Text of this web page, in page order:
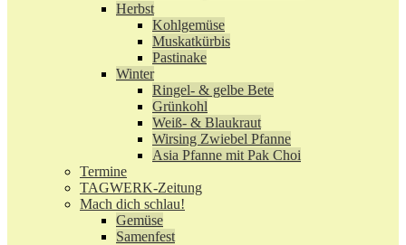
Herbst
Kohlgemüse
Muskatkürbis
Pastinake
Winter
Ringel- & gelbe Bete
Grünkohl
Weiß- & Blaukraut
Wirsing Zwiebel Pfanne
Asia Pfanne mit Pak Choi
Termine
TAGWERK-Zeitung
Mach dich schlau!
Gemüse
Samenfest